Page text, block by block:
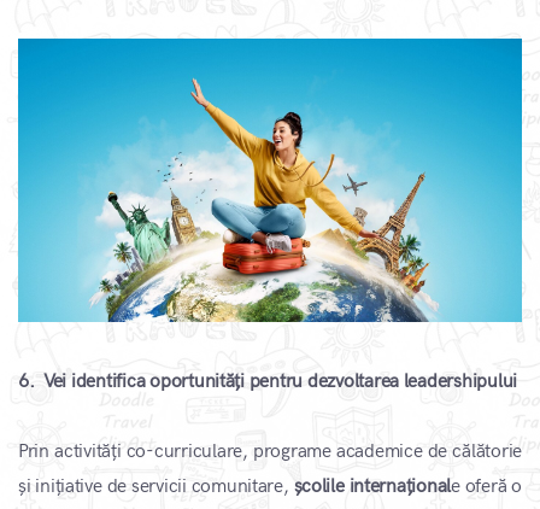
6. Vei identifica oportunități pentru dezvoltarea leadershipului
Prin activități co-curriculare, programe academice de călătorie
și inițiative de servicii comunitare, școlile internaționale oferă o